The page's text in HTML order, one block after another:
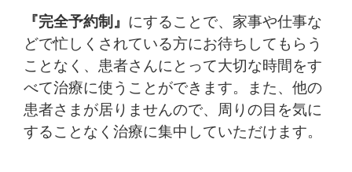
『完全予約制』 にすることで、家事や仕事な
どで忙しくされている方にお待ちしてもらう
ことなく、患者さんにとって大切な時間をす
べて治療に使うことができます。また、他の
患者さまが居りませんので、周りの目を気に
することなく治療に集中していただけます。